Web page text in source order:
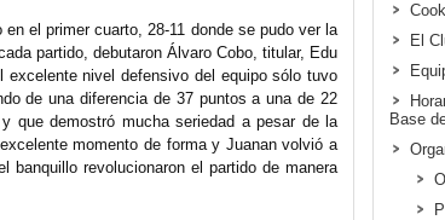
el primer cuarto, 28-11 donde se pudo ver la
partido, debutaron Álvaro Cobo, titular, Edu
nivel defensivo del equipo sólo tuvo
de una diferencia de 37 puntos a una de 22
que demostró mucha seriedad a pesar de la
momento de forma y Juanan volvió a
revolucionaron el partido de manera
El
Base